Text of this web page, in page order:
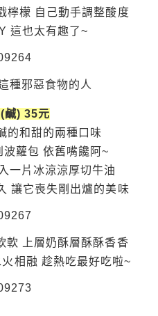
檸檬 自己動手調整酸度
這也太有趣了~
種邪惡食物的人
鹹) 35元
的和甜的兩種口味
蘿包 依舊嘴饞阿~
一片冰涼涼厚切牛油
讓它喪失剛出爐的美味
軟 上層奶酥層酥酥香香
相融 趁熱吃最好吃啦~